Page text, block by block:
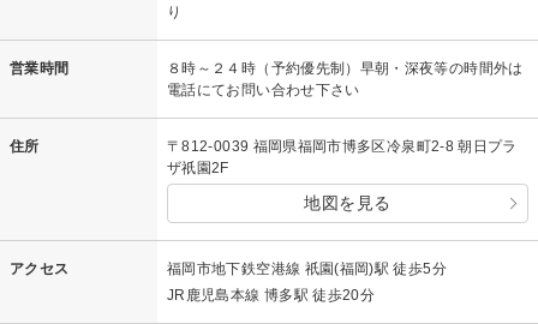
り
営業時間
８時～２４時（予約優先制）早朝・深夜等の時間外は
電話にてお問い合わせ下さい
住所
〒812-0039 福岡県福岡市博多区冷泉町2-8 朝日プラ
ザ祇園2F
地図を見る
アクセス
福岡市地下鉄空港線 祇園(福岡)駅 徒歩5分
JR鹿児島本線 博多駅 徒歩20分